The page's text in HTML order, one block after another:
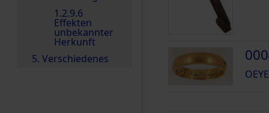
1.2.9.6
Effekten
unbekannter
Herkunft
5. Verschiedenes